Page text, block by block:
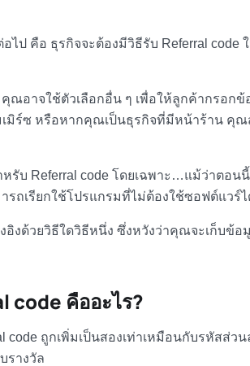
อไป คือ ธุรกิจจะต้องมีวิธีรับ Referral code
ณอาจใช้ตัวเลือกอื่น ๆ เพื่อให้ลูกค้ากรอก
เมิร์ซ หรือหากคุณเป็นธุรกิจที่มีหน้าร้าน คุ
รับ Referral code โดยเฉพาะ…แม้ว่าตอนนี้
ถเรียกใช้โปรแกรมที่ไม่ต้องใช้ซอฟต์แวร์ไ
งด้วยวิธีใดวิธีหนึ่ง ซึ่งหวังว่าคุณจะเก็บข้
code คืออะไร?
code ถูกเพิ่มเป็นสองเท่าเหมือนกับรหัสส่
รางวัล